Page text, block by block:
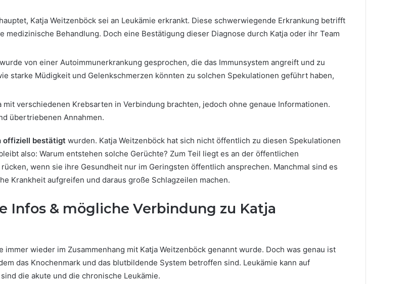
Katja Weitzenböck sei an Leukämie erkrankt. Diese schwerwiegende Erkrankung betrifft
Behandlung. Doch eine Bestätigung dieser Diagnose durch Katja oder ihr Team
von einer Autoimmunerkrankung gesprochen, die das Immunsystem angreift und zu
starke Müdigkeit und Gelenkschmerzen könnten zu solchen Spekulationen geführt haben,
mit verschiedenen Krebsarten in Verbindung brachten, jedoch ohne genaue Informationen.
übertriebenen Annahmen.
offiziell bestätigt wurden. Katja Weitzenböck hat sich nicht öffentlich zu diesen Spekulationen
also: Warum entstehen solche Gerüchte? Zum Teil liegt es an der öffentlichen
wenn sie ihre Gesundheit nur im Geringsten öffentlich ansprechen. Manchmal sind es
Krankheit aufgreifen und daraus große Schlagzeilen machen.
Infos & mögliche Verbindung zu Katja
wieder im Zusammenhang mit Katja Weitzenböck genannt wurde. Doch was genau ist
das Knochenmark und das blutbildende System betroffen sind. Leukämie kann auf
die akute und die chronische Leukämie.